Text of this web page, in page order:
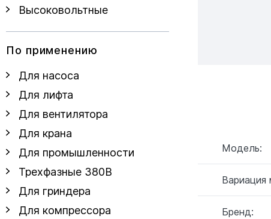
Высоковольтные
По применению
Для насоса
Для лифта
Для вентилятора
Для крана
Для промышленности
Трехфазные 380В
Для гриндера
Для компрессора
Модель:
Вариация
Бренд: